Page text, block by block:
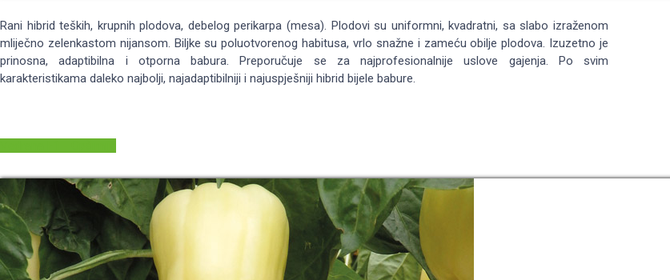
Rani hibrid teških, krupnih plodova, debelog perikarpa (mesa). Plodovi su uniformni, kvadratni, sa slabo izraženom
mliječno zelenkastom nijansom. Biljke su poluotvorenog habitusa, vrlo snažne i zameću obilje plodova. Izuzetno je
prinosna, adaptibilna i otporna babura. Preporučuje se za najprofesionalnije uslove gajenja. Po svim
karakteristikama daleko najbolji, najadaptibilniji i najuspješniji hibrid bijele babure.